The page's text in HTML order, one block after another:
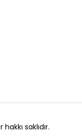
saklıdır.